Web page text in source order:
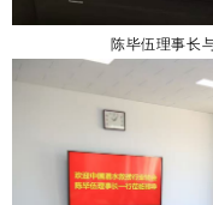
陈毕伍理事长